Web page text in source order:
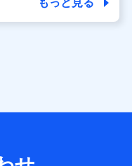
囲内に限って共同利
下の情報などの個人デ
もっと見る